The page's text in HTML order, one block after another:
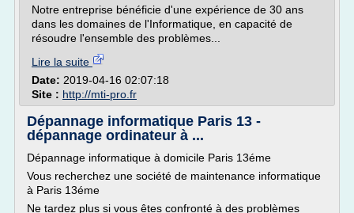
Notre entreprise bénéficie d'une expérience de 30 ans
dans les domaines de l'Informatique, en capacité de
résoudre l'ensemble des problèmes...
Lire la suite
Date: 2019-04-16 02:07:18
Site : http://mti-pro.fr
Dépannage informatique Paris 13 -
dépannage ordinateur à ...
Dépannage informatique à domicile Paris 13éme
Vous recherchez une société de maintenance informatique
à Paris 13éme
Ne tardez plus si vous êtes confronté à des problèmes